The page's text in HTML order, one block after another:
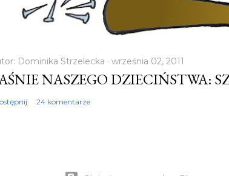
Dominika Strzelecka września 02, 2011
NASZEGO DZIECIŃSTWA:
24 komentarze